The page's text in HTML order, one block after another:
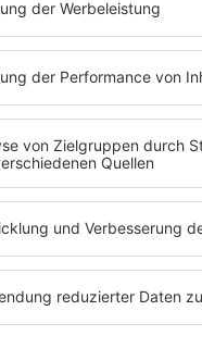
Stelle des
zu
werden, um
betroffene
der Verletzung die
Notdienst in
anmeldet. Zwar
telefonischen
eines
behandelt werden
in Dortmund
schnelle